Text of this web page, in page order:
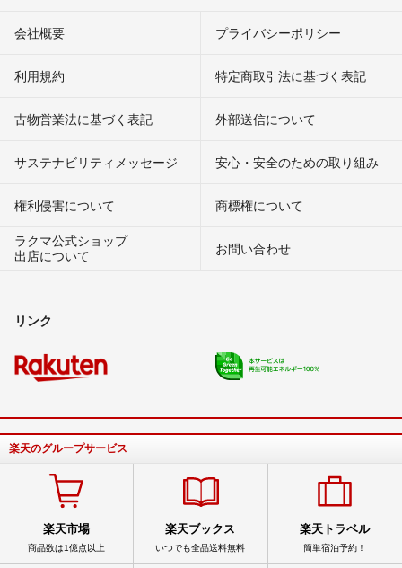
会社概要 プライバシーポリシー
利用規約 特定商取引法に基づく表記
古物営業法に基づく表記 外部送信について
サステナビリティメッセージ 安心・安全のための取り組み
権利侵害について
商標権について
ラクマ公式ショップ
出店について
お問い合わせ
リンク
楽天のグループサービス
楽天市場
商品数は1億点以上
楽天ブックス
いつでも全品送料無料
楽天トラベル
簡単宿泊予約！